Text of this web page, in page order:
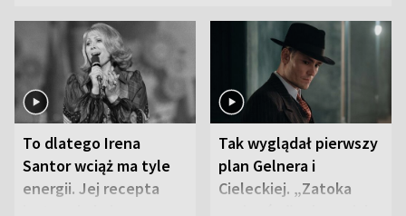
To dlatego Irena
Santor wciąż ma tyle
energii. Jej recepta
Tak wyglądał pierwszy
plan Gelnera i
Cieleckiej. „Zatoka